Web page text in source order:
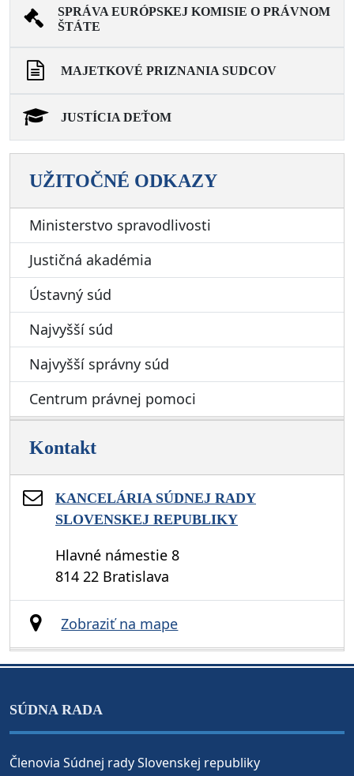
SPRÁVA EURÓPSKEJ KOMISIE O PRÁVNOM
ŠTÁTE
MAJETKOVÉ PRIZNANIA SUDCOV
JUSTÍCIA DEŤOM
UŽITOČNÉ ODKAZY
Ministerstvo spravodlivosti
Justičná akadémia
Ústavný súd
Najvyšší súd
Najvyšší správny súd
Centrum právnej pomoci
Kontakt
KANCELÁRIA SÚDNEJ RADY
SLOVENSKEJ REPUBLIKY
Hlavné námestie 8
814 22 Bratislava
Zobraziť na mape
SÚDNA RADA
Členovia Súdnej rady Slovenskej republiky